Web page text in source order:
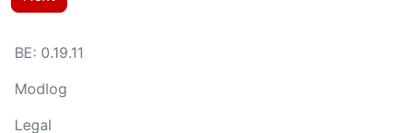
BE: 0.19.11
Modlog
Legal